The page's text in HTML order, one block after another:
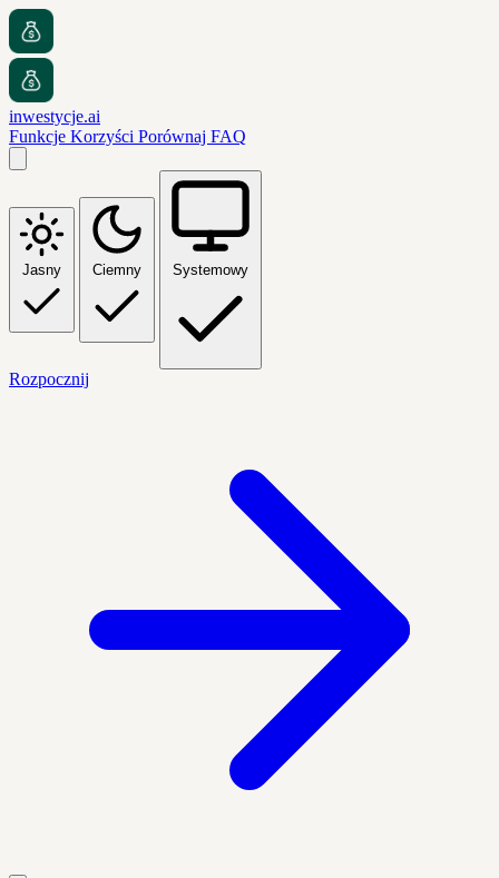
inwestycje.ai
Funkcje Korzyści Porównaj FAQ
Jasny Ciemny Systemowy
Rozpocznij